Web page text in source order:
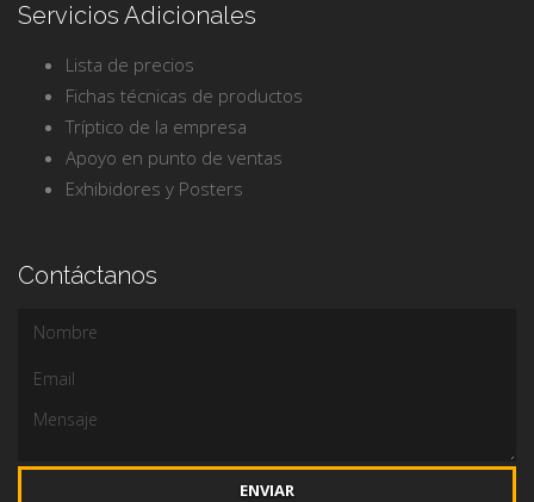
Servicios Adicionales
Lista de precios
Fichas técnicas de productos
Tríptico de la empresa
Apoyo en punto de ventas
Exhibidores y Posters
Contáctanos
ENVIAR